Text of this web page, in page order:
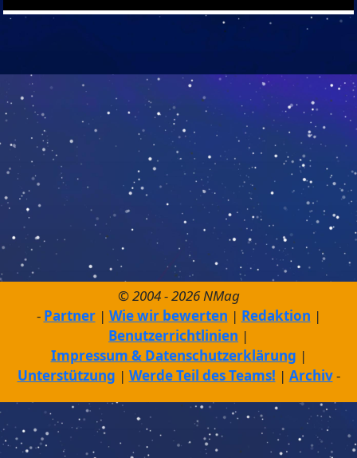
© 2004 - 2026 NMag
Partner
Wie wir bewerten
Redaktion
Benutzerrichtlinien
Impressum & Datenschutzerklärung
Unterstützung
Werde Teil des Teams! Archiv